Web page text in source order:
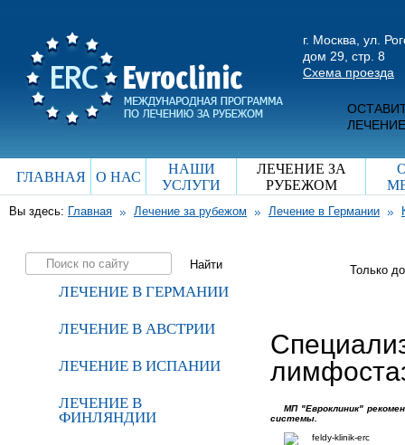
г. Москва, ул.
дом 29, стр. 8
Схема проезда
ГЛАВНАЯ О НАС
НАШИ
УСЛУГИ
ЛЕЧЕНИЕ ЗА
РУБЕЖОМ
Вы здесь: Главная Лечение за рубежом Лечение в Германии
ЛЕЧЕНИЕ В ГЕРМАНИИ
ЛЕЧЕНИЕ В АВСТРИИ
ЛЕЧЕНИЕ В ИСПАНИИ
ЛЕЧЕНИЕ В
ФИНЛЯНДИИ
Только
МП "Евроклиник"
системы.